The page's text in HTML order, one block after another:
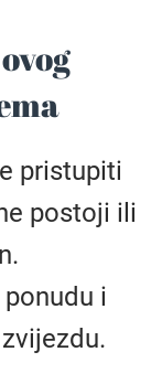
pristupiti
postoji ili
i